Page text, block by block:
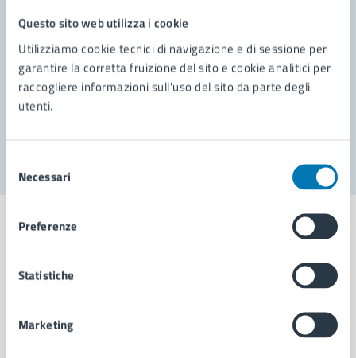
Questo sito web utilizza i cookie
Utilizziamo cookie tecnici di navigazione e di sessione per
garantire la corretta fruizione del sito e cookie analitici per
raccogliere informazioni sull'uso del sito da parte degli
utenti.
delNecessari
Preferenze
Statistiche
Marketing
Richiedi assistenza
Prenota appuntamento
Problemi in città
Comune di Napoli
AMMINISTRAZIONE